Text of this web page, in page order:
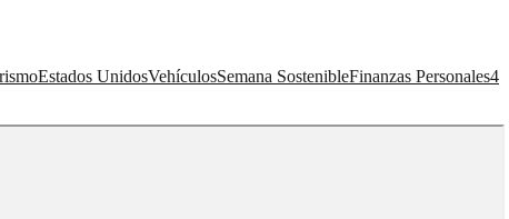
Estados UnidosVehículosSemana SostenibleFinanzas Personales4